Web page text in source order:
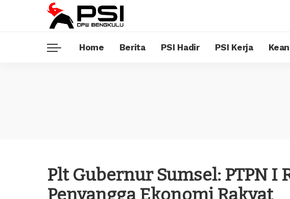
Home Berita PSI Hadir PSI Kerja
Plt Gubernur Sumsel: PTPN I
Penyangga Ekonomi Rakyat